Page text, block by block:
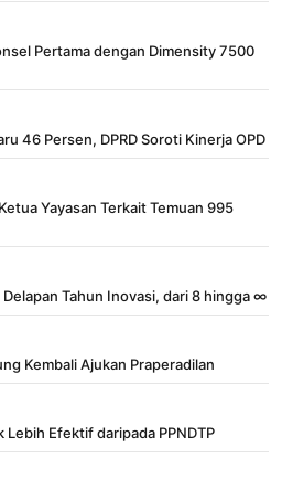
Pertama dengan Dimensity 7500
46 Persen, DPRD Soroti Kinerja OPD
Yayasan Terkait Temuan 995
Delapan Tahun Inovasi, dari 8 hingga ∞
Kembali Ajukan Praperadilan
Efektif daripada PPNDTP